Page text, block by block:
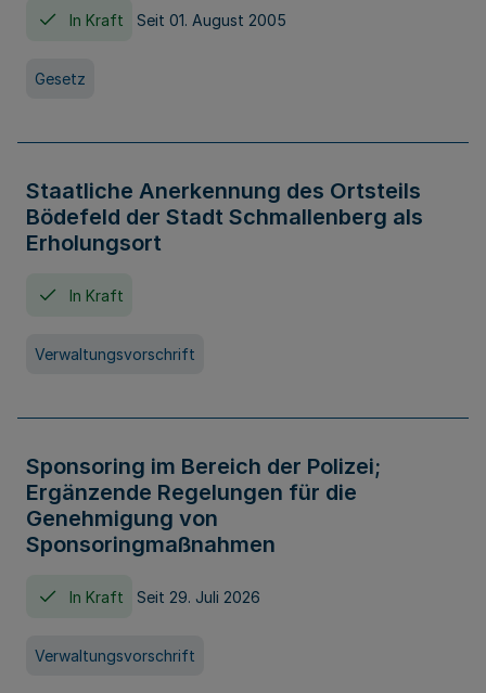
In Kraft Seit 01. August 2005
Gesetz
Staatliche Anerkennung des Ortsteils
Bödefeld der Stadt Schmallenberg als
Erholungsort
In Kraft
Verwaltungsvorschrift
Sponsoring im Bereich der Polizei;
Ergänzende Regelungen für die
Genehmigung von
Sponsoringmaßnahmen
In Kraft Seit 29. Juli 2026
Verwaltungsvorschrift